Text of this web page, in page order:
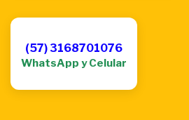
(57) 3168701076
WhatsApp y Celular